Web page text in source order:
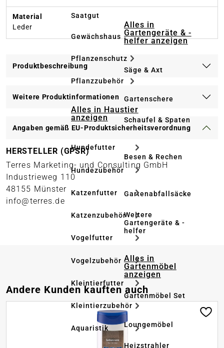
Saatgut
Gewächshaus
Pflanzenschutz
Pflanzzubehör
Alles in Haustier
anzeigen
Hundefutter
Hundezubehör
Katzenfutter
Katzenzubehör
Vogelfutter
Vogelzubehör
Kleintierfutter
Kleintierzubehör
Aquaristik
Alles in
Gartengeräte & -
helfer anzeigen
Säge & Axt
Gartenschere
Schaufel & Spaten
Besen & Rechen
Gartenabfallsäcke
Weitere
Gartengeräte & -
helfer
Alles in
Gartenmöbel
anzeigen
Gartenmöbel Set
Loungemöbel
Heizstrahler
Material
Leder
Produktbeschreibung
Weitere Produktinformationen
Angaben gemäß EU-Produktsicherheitsverordnung
HERSTELLER (GPSR)
Terres Marketing- und Consulting GmbH
Industrieweg 110
48155 Münster
info@terres.de
Produktgalerie überspringen
Andere Kunden kauften auch